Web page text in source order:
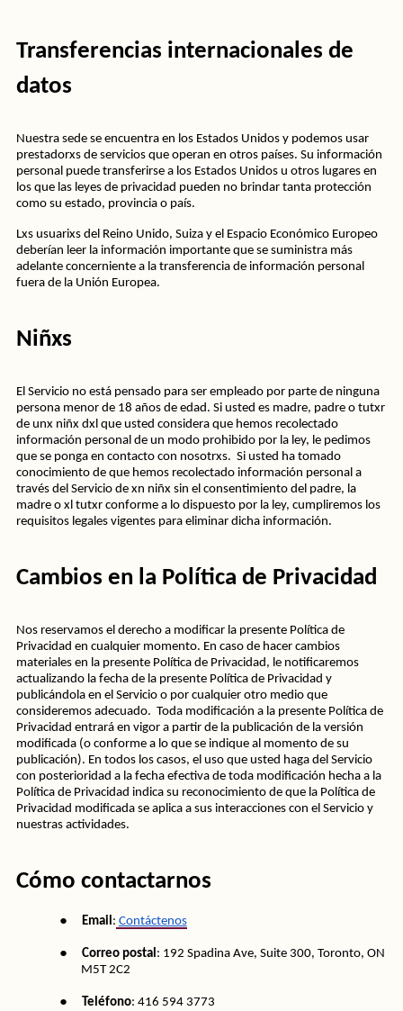
Transferencias internacionales de
datos
Nuestra sede se encuentra en los Estados Unidos y podemos usar
prestadorxs de servicios que operan en otros países. Su información
personal puede transferirse a los Estados Unidos u otros lugares en
los que las leyes de privacidad pueden no brindar tanta protección
como su estado, provincia o país.
Lxs usuarixs del Reino Unido, Suiza y el Espacio Económico Europeo
deberían leer la información importante que se suministra más
adelante concerniente a la transferencia de información personal
fuera de la Unión Europea.
Niñxs
El Servicio no está pensado para ser empleado por parte de ninguna
persona menor de 18 años de edad. Si usted es madre, padre o tutxr
de unx niñx dxl que usted considera que hemos recolectado
información personal de un modo prohibido por la ley, le pedimos
que se ponga en contacto con nosotrxs.  Si usted ha tomado
conocimiento de que hemos recolectado información personal a
través del Servicio de xn niñx sin el consentimiento del padre, la
madre o xl tutxr conforme a lo dispuesto por la ley, cumpliremos los
requisitos legales vigentes para eliminar dicha información.
Cambios en la Política de Privacidad
Nos reservamos el derecho a modificar la presente Política de
Privacidad en cualquier momento. En caso de hacer cambios
materiales en la presente Política de Privacidad, le notificaremos
actualizando la fecha de la presente Política de Privacidad y
publicándola en el Servicio o por cualquier otro medio que
consideremos adecuado.  Toda modificación a la presente Política de
Privacidad entrará en vigor a partir de la publicación de la versión
modificada (o conforme a lo que se indique al momento de su
publicación). En todos los casos, el uso que usted haga del Servicio
con posterioridad a la fecha efectiva de toda modificación hecha a la
Política de Privacidad indica su reconocimiento de que la Política de
Privacidad modificada se aplica a sus interacciones con el Servicio y
nuestras actividades.
Cómo contactarnos
● Email: Contáctenos
● Correo postal: 192 Spadina Ave, Suite 300, Toronto, ON
M5T 2C2
● Teléfono: 416 594 3773